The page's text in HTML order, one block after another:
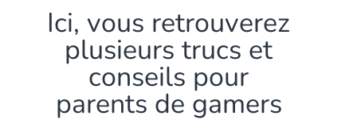
Ici, vous retrouverez
plusieurs trucs et
conseils pour
parents de gamers